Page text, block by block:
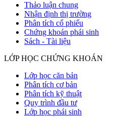
Thảo luận chung
Nhận định thị trường
Phân tích cổ phiếu
Chứng khoán phái sinh
Sách - Tài liệu
LỚP HỌC CHỨNG KHOÁN
Lớp học căn bản
Phân tích cơ bản
Phân tích kỹ thuật
Quy trình đầu tư
Lớp học phái sinh